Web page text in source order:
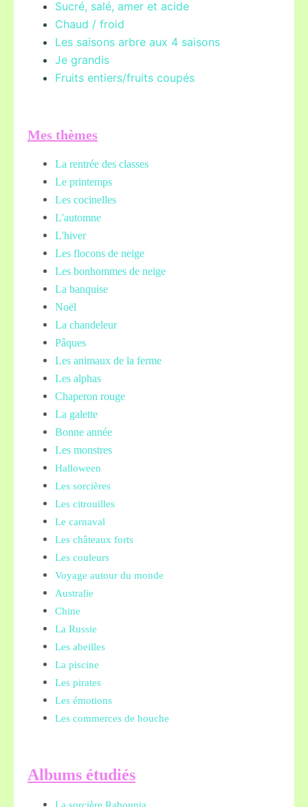
Sucré, salé, amer et acide
Chaud / froid
Les saisons arbre aux 4 saisons
Je grandis
Fruits entiers/fruits coupés
Mes thèmes
La rentrée des classes
Le printemps
Les cocinelles
L'automne
L'hiver
Les flocons de neige
Les bonhommes de neige
La banquise
Noël
La chandeleur
Pâques
Les animaux de la ferme
Les alphas
Chaperon rouge
La galette
Bonne année
Les monstres
Halloween
Les sorcières
Les citrouilles
Le carnaval
Les châteaux forts
Les couleurs
Voyage autour du monde
Australie
Chine
La Russie
Les abeilles
La piscine
Les pirates
Les émotions
Les commerces de bouche
Albums étudiés